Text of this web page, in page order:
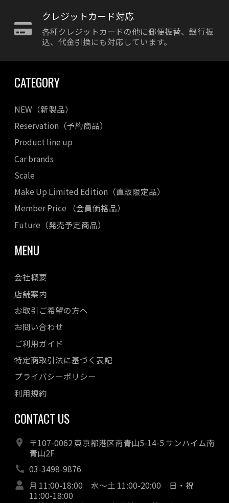
クレジットカード対応
各種クレジットカードの他に郵便振替、銀行振
込、代金引換にも対応しています。
CATEGORY
NEW（新製品）
Reservation（予約商品）
Product line up
Car brands
Scale
Make Up Limited Edition（直販限定品）
Member Price （会員価格品）
Future（発売予定商品）
MENU
会社概要
店舗案内
お取引ご希望の方へ
お問い合わせ
ご利用ガイド
特定商取引法に基づく表記
プライバシーポリシー
利用規約
CONTACT US
〒107-0062 東京都港区南青山5-14-5 サンハイム南
青山2F
03-3498-9876
月 11:00-18:00 水～土 11:00-20:00 日・祝
11:00-18:00